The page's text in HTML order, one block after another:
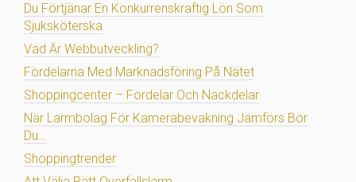
Du Förtjänar En Konkurrenskraftig Lön Som
Sjuksköterska
Vad Är Webbutveckling?
Fördelarna Med Marknadsföring På Nätet
Shoppingcenter – Fördelar Och Nackdelar
När Larmbolag För Kamerabevakning Jämförs Bör
Du…
Shoppingtrender